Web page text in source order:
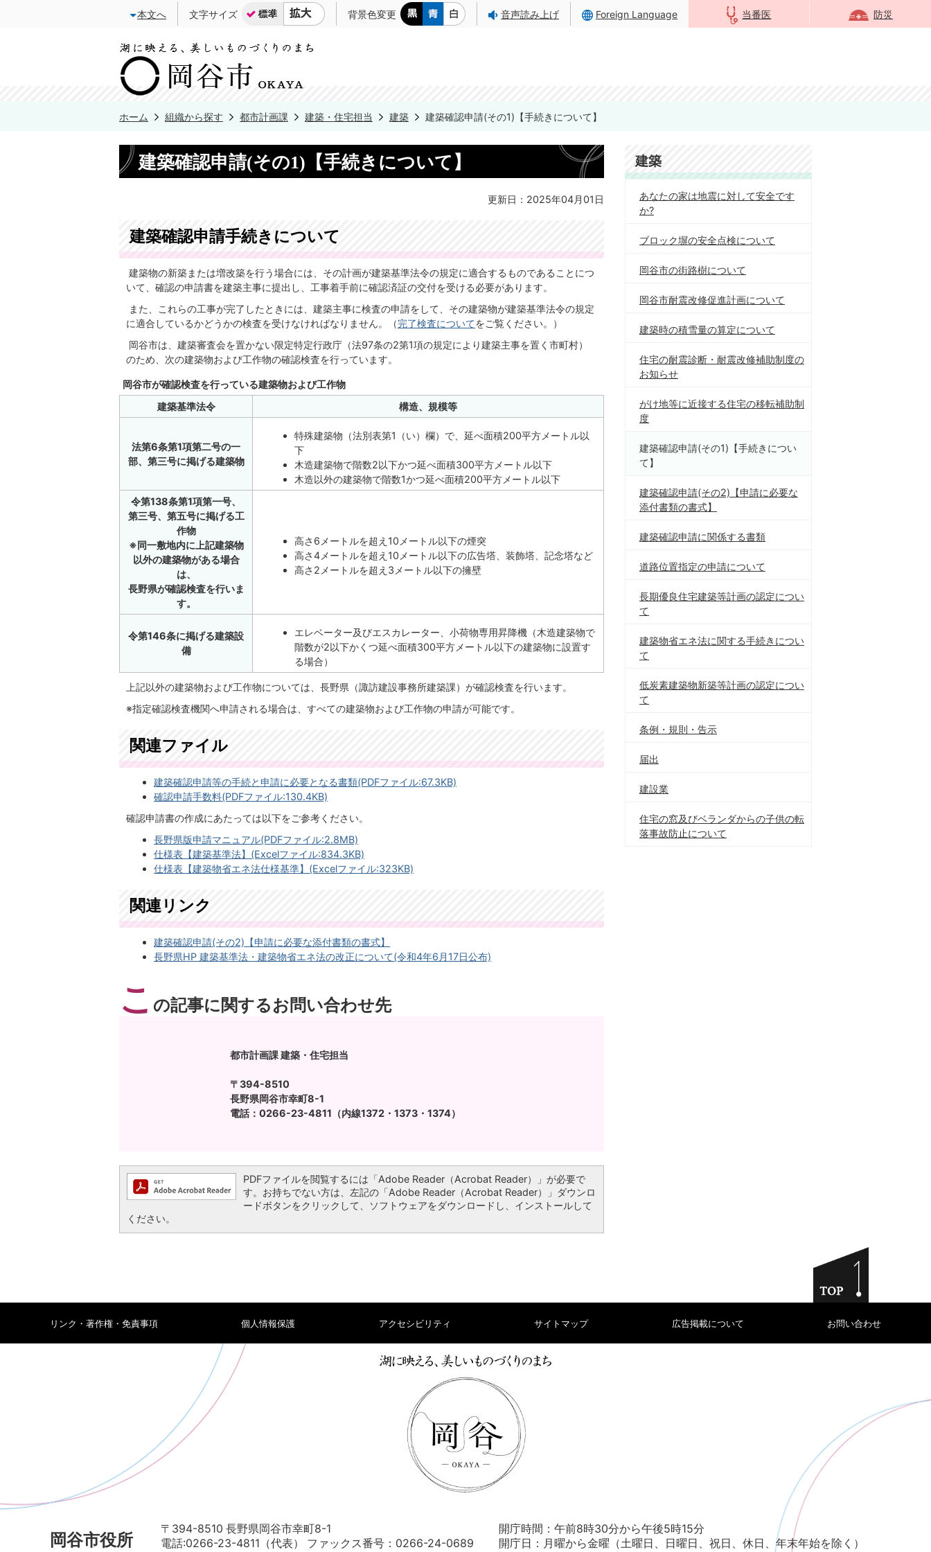
本文へ 文字サイズ 背景色変更 音声読み上げ Foreign Language 当番医 防災
ホーム 組織から探す 都市計画課 建築・住宅担当 建築 建築確認申請(その1)【手続きについて】
建築確認申請(その1)【手続きについて】
更新日：2025年04月01日
建築確認申請手続きについて
建築物の新築または増改築を行う場合には、その計画が建築基準法令の規定に適合するものであることにつ
いて、確認の申請書を建築主事に提出し、工事着手前に確認済証の交付を受ける必要があります。
また、これらの工事が完了したときには、建築主事に検査の申請をして、その建築物が建築基準法令の規定
に適合しているかどうかの検査を受けなければなりません。（完了検査についてをご覧ください。）
岡谷市は、建築審査会を置かない限定特定行政庁（法97条の2第1項の規定により建築主事を置く市町村）
のため、次の建築物および工作物の確認検査を行っています。
建築基準法令 構造、規模等
岡谷市が確認検査を行っている建築物および工作物
法第6条第1項第二号の一
部、第三号に掲げる建築物
特殊建築物（法別表第1（い）欄）で、延べ面積200平方メートル以
下
木造建築物で階数2以下かつ延べ面積300平方メートル以下
木造以外の建築物で階数1かつ延べ面積200平方メートル以下
令第138条第1項第一号、
第三号、第五号に掲げる工
作物
※同一敷地内に上記建築物
以外の建築物がある場合
は、
長野県が確認検査を行いま
す。
高さ6メートルを超え10メートル以下の煙突
高さ4メートルを超え10メートル以下の広告塔、装飾塔、記念塔など
高さ2メートルを超え3メートル以下の擁壁
令第146条に掲げる建築設
備
エレベーター及びエスカレーター、小荷物専用昇降機（木造建築物で
階数が2以下かくつ延べ面積300平方メートル以下の建築物に設置す
る場合）
上記以外の建築物および工作物については、長野県（諏訪建設事務所建築課）が確認検査を行います。
※指定確認検査機関へ申請される場合は、すべての建築物および工作物の申請が可能です。
関連ファイル
建築確認申請等の手続と申請に必要となる書類(PDFファイル:67.3KB)
確認申請手数料(PDFファイル:130.4KB)
確認申請書の作成にあたっては以下をご参考ください。
長野県版申請マニュアル(PDFファイル:2.8MB)
仕様表【建築基準法】(Excelファイル:834.3KB)
仕様表【建築物省エネ法仕様基準】(Excelファイル:323KB)
関連リンク
建築確認申請(その2)【申請に必要な添付書類の書式】
長野県HP 建築基準法・建築物省エネ法の改正について(令和4年6月17日公布)
こ の記事に関するお問い合わせ先
都市計画課 建築・住宅担当
〒394-8510
長野県岡谷市幸町8-1
電話：0266-23-4811（内線1372・1373・1374）
PDFファイルを閲覧するには「Adobe Reader（Acrobat Reader）」が必要で
す。お持ちでない方は、左記の「Adobe Reader（Acrobat Reader）」ダウンロ
ードボタンをクリックして、ソフトウェアをダウンロードし、インストールして
ください。
建築
あなたの家は地震に対して安全です
か?
ブロック塀の安全点検について
岡谷市の街路樹について
岡谷市耐震改修促進計画について
建築時の積雪量の算定について
住宅の耐震診断・耐震改修補助制度の
お知らせ
がけ地等に近接する住宅の移転補助制
度
建築確認申請(その1)【手続きについ
て】
建築確認申請(その2)【申請に必要な
添付書類の書式】
建築確認申請に関係する書類
道路位置指定の申請について
長期優良住宅建築等計画の認定につい
て
建築物省エネ法に関する手続きについ
て
低炭素建築物新築等計画の認定につい
て
条例・規則・告示
届出
建設業
住宅の窓及びベランダからの子供の転
落事故防止について
リンク・著作権・免責事項 個人情報保護 アクセシビリティ サイトマップ 広告掲載について お問い合わせ
岡谷市役所
〒394-8510 長野県岡谷市幸町8-1
電話:0266-23-4811（代表） ファックス番号：0266-24-0689
開庁時間：午前8時30分から午後5時15分
開庁日：月曜から金曜（土曜日、日曜日、祝日、休日、年末年始を除く）